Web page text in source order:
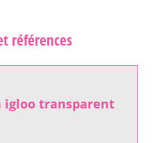
références
igloo transparent